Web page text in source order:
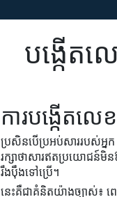
បង្កើតល
ការបង្កើត
ប្រសិនបើប្រអប់សាររបស់អ្នក
រក្សាថាសារឥតប្រយោជន៍មិ
រឹងប៉ឹងទៅប្រើ។
នេះគឺជាគំនិតយ៉ាងច្បាស់៖